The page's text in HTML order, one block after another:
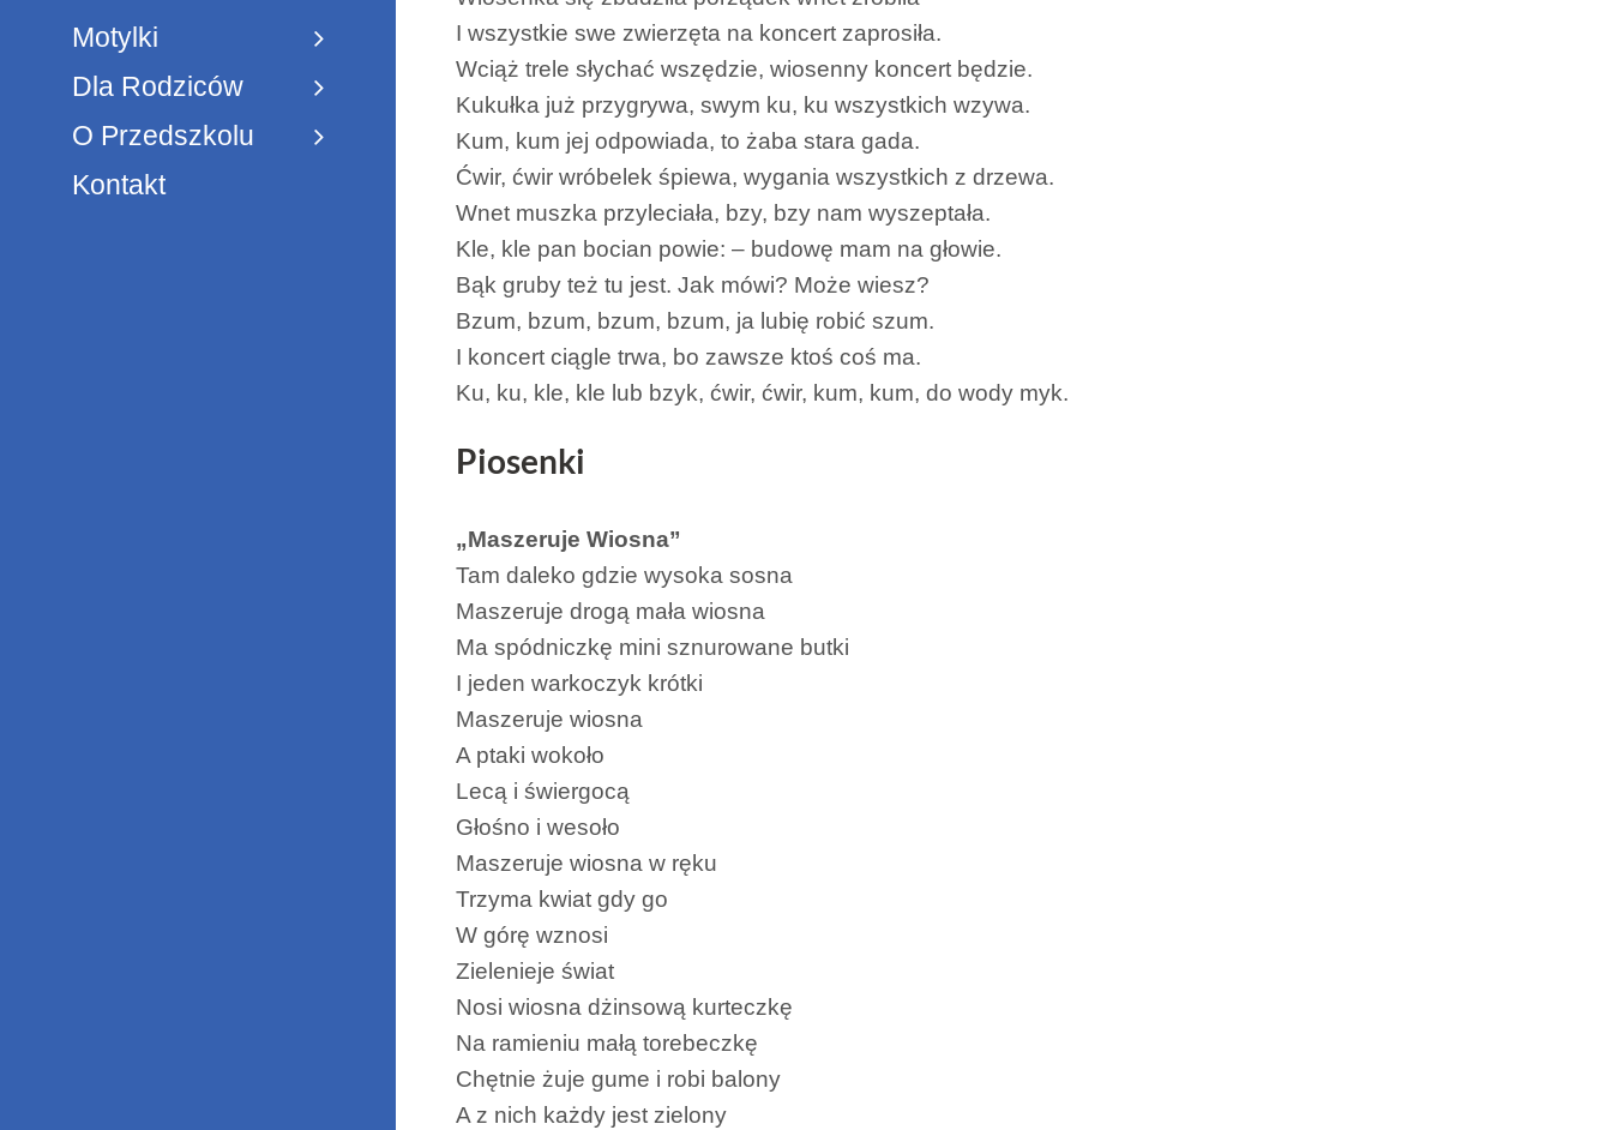
Motylki
Dla Rodziców
O Przedszkolu
Kontakt
I wszystkie swe zwierzęta na koncert zaprosiła.
Wciąż trele słychać wszędzie, wiosenny koncert będzie.
Kukułka już przygrywa, swym ku, ku wszystkich wzywa.
Kum, kum jej odpowiada, to żaba stara gada.
Ćwir, ćwir wróbelek śpiewa, wygania wszystkich z drzewa.
Wnet muszka przyleciała, bzy, bzy nam wyszeptała.
Kle, kle pan bocian powie: – budowę mam na głowie.
Bąk gruby też tu jest. Jak mówi? Może wiesz?
Bzum, bzum, bzum, bzum, ja lubię robić szum.
I koncert ciągle trwa, bo zawsze ktoś coś ma.
Ku, ku, kle, kle lub bzyk, ćwir, ćwir, kum, kum, do wody myk.
Piosenki
„Maszeruje Wiosna”
Tam daleko gdzie wysoka sosna
Maszeruje drogą mała wiosna
Ma spódniczkę mini sznurowane butki
I jeden warkoczyk krótki
Maszeruje wiosna
A ptaki wokoło
Lecą i świergocą
Głośno i wesoło
Maszeruje wiosna w ręku
Trzyma kwiat gdy go
W górę wznosi
Zielenieje świat
Nosi wiosna dżinsową kurteczkę
Na ramieniu małą torebeczkę
Chętnie żuje gume i robi balony
A z nich każdy jest zielony